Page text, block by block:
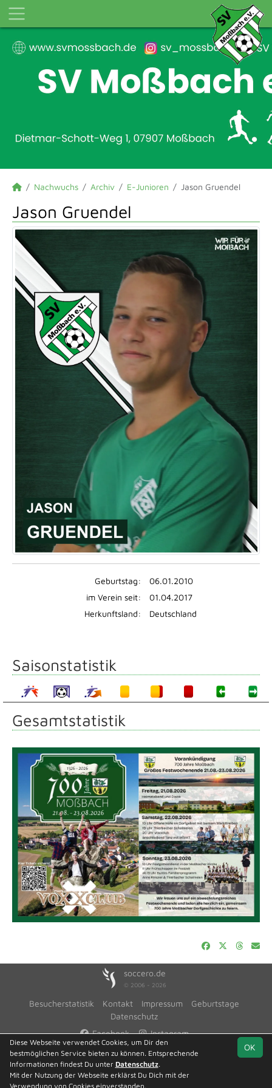
Nachwuchs Archiv E-Junioren Jason Gruendel
Team
Kreisliga,
Spielplan
Jason Gruendel
Geburtstag:
06.01.2010
im Verein seit:
01.04.2017
Herkunftsland:
Deutschland
Saisonstatistik
Gesamtstatistik
soccero.de
© 2006 - 2026
Besucherstatistik Kontakt Impressum
Geburtstage
Datenschutz
Facebook
Instagram
OK
Diese Webseite verwendet Cookies, um Dir den
bestmöglichen Service bieten zu können. Entsprechende
Informationen findest Du unter Datenschutz.
Mit der Nutzung der Webseite erklärst Du Dich mit der
Verwendung von Cookies einverstanden.